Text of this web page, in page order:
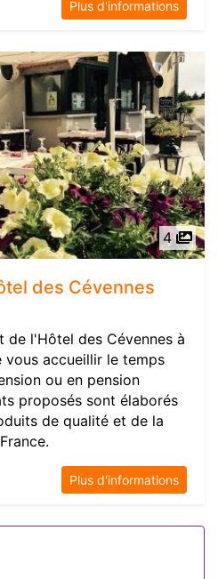
Plus d'informations
4
des Cévennes
de l'Hôtel des Cévennes à
vous accueillir le temps
ou en pension
proposés sont élaborés
de qualité et de la
Plus d'informations